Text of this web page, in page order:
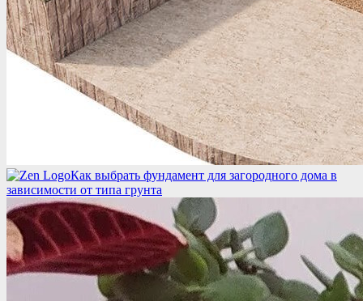
Как выбрать фундамент для загородного дома в
зависимости от типа грунта